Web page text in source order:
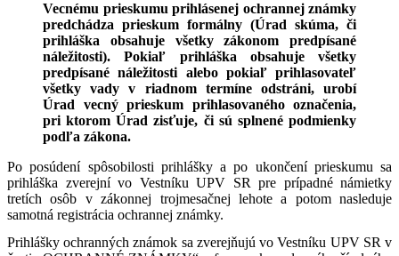
Vecnému prieskumu prihlásenej ochrannej známky
predchádza prieskum formálny (Úrad skúma, či
prihláška obsahuje všetky zákonom predpísané
náležitosti). Pokiaľ prihláška obsahuje všetky
predpísané náležitosti alebo pokiaľ prihlasovateľ
všetky vady v riadnom termíne odstráni, urobí
Úrad vecný prieskum prihlasovaného označenia,
pri ktorom Úrad zisťuje, či sú splnené podmienky
podľa zákona.
Po posúdení spôsobilosti prihlášky a po ukončení prieskumu sa
prihláška zverejní vo Vestníku UPV SR pre prípadné námietky
tretích osôb v zákonnej trojmesačnej lehote a potom nasleduje
samotná registrácia ochrannej známky.
Prihlášky ochranných známok sa zverejňujú vo Vestníku UPV SR v